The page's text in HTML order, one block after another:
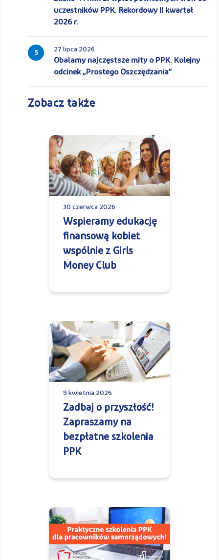
uczestników PPK. Rekordowy II kwartał
2026 r.
5 27 lipca 2026
Obalamy najczęstsze mity o PPK. Kolejny
odcinek „Prostego Oszczędzania”
Zobacz także
30 czerwca 2026
Wspieramy edukację
finansową kobiet
wspólnie z Girls
Money Club
9 kwietnia 2026
Zadbaj o przyszłość!
Zapraszamy na
bezpłatne szkolenia
PPK